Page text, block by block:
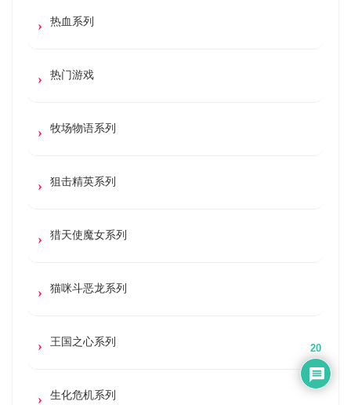
热血系列
热门游戏
牧场物语系列
狙击精英系列
猎天使魔女系列
猫咪斗恶龙系列
王国之心系列
生化危机系列
20